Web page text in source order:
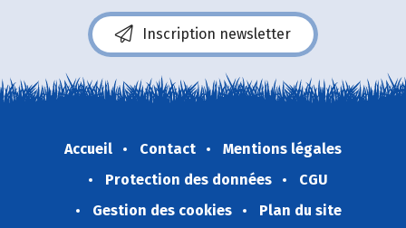
Inscription newsletter
Accueil Contact
Mentions légales
Protection des données
CGU
Gestion des cookies
Plan du site